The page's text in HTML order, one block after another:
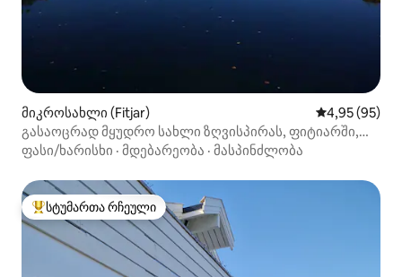
მიკროსახლი (Fitjar) საშუალო
4,95 (95)
გასაოცრად მყუდრო სახლი ზღვისპირას, ფიტიარში,
სტორდში
ფასი/ხარისხი · მდებარეობა · მასპინძლობა
სტუმართა რჩეული მოწინავე ვარიანტი
სტუმართა რჩეული